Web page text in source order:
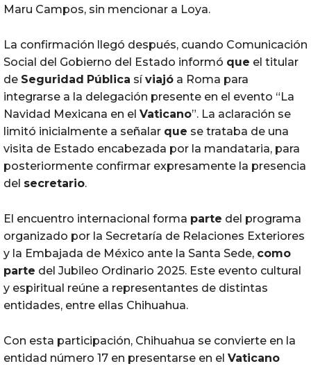
Maru Campos, sin mencionar a Loya.
La confirmación llegó después, cuando Comunicación
Social del Gobierno del Estado informó que el titular
de Seguridad Pública síviajó a Roma para
integrarse a la delegación presente en el evento “La
Navidad Mexicana en el Vaticano”. La aclaración se
limitó inicialmente a señalar que se trataba de una
visita de Estado encabezada por la mandataria, para
posteriormente confirmar expresamente la presencia
del secretario.
El encuentro internacional forma parte del programa
organizado por la Secretaría de Relaciones Exteriores
y la Embajada de México ante la Santa Sede, como
parte del Jubileo Ordinario 2025. Este evento cultural
y espiritual reúne a representantes de distintas
entidades, entre ellas Chihuahua.
Con esta participación, Chihuahua se convierte en la
entidad número 17 en presentarse en el Vaticano